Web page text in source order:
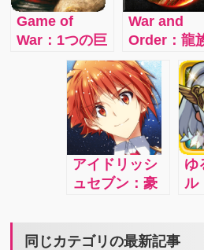
ションゲーム
がアプリ化！
自分の好きな
戦車で勝ち進
Game of
War：1つの巨
大な冒険世界
で終わること
なく繰り広げ
られる 大規模
戦略バトル
War and
Order：龍
賢者, 獣人
士, 妖精射
そしていろ
ろな戦士た
が君の帝国
為に戦う！
アイドリッシ
ュセブン：豪
の本格リズム
ゆ
ル
同じカテゴリの最新記事